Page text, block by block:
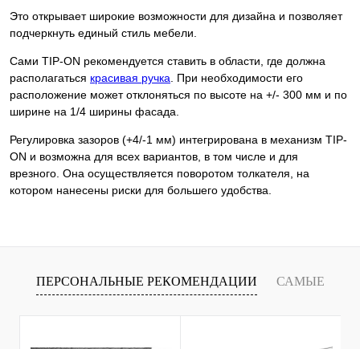
Это открывает широкие возможности для дизайна и позволяет
подчеркнуть единый стиль мебели.
Сами TIP-ON рекомендуется ставить в области, где должна
располагаться красивая ручка . При необходимости его
расположение может отклоняться по высоте на +/- 300 мм и по
ширине на 1/4 ширины фасада.
Регулировка зазоров (+4/-1 мм) интегрирована в механизм TIP-
ON и возможна для всех вариантов, в том числе и для
врезного. Она осуществляется поворотом толкателя, на
котором нанесены риски для большего удобства.
ПЕРСОНАЛЬНЫЕ РЕКОМЕНДАЦИИ САМЫЕ